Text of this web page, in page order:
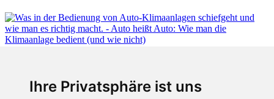
Ihre Privatsphäre ist uns
Auto heißt Auto: Wie man die Klimaanlage bedient (und wie nicht)